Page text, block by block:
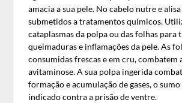
amacia a sua pele. No cabelo nutre e
submetidos a tratamentos químicos.
cataplasmas da polpa ou das folhas para
queimaduras e inflamações da pele. As
consumidas frescas e em cru, combatem
avitaminose. A sua polpa ingerida
formação e acumulação de gases, o
indicado contra a prisão de ventre.